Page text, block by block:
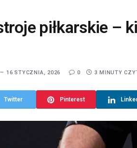
piłkarskie –
16 STYCZNIA, 2026 0 3 MINUTY
Twitter Pinterest